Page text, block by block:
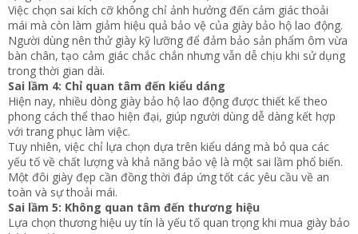
Việc chọn sai kích cỡ không chỉ ảnh hưởng đến cảm giác thoải
mái mà còn làm giảm hiệu quả bảo vệ của giày bảo hộ lao động.
Người dùng nên thử giày kỹ lưỡng để đảm bảo sản phẩm ôm vừa
bàn chân, tạo cảm giác chắc chắn nhưng vẫn dễ chịu khi sử dụng
trong thời gian dài.
Sai lầm 4: Chỉ quan tâm đến kiểu dáng
Hiện nay, nhiều dòng giày bảo hộ lao động được thiết kế theo
phong cách thể thao hiện đại, giúp người dùng dễ dàng kết hợp
với trang phục làm việc.
Tuy nhiên, việc chỉ lựa chọn dựa trên kiểu dáng mà bỏ qua các
yếu tố về chất lượng và khả năng bảo vệ là một sai lầm phổ biến.
Một đôi giày đẹp cần đồng thời đáp ứng tốt các yêu cầu về an
toàn và sự thoải mái.
Sai lầm 5: Không quan tâm đến thương hiệu
Lựa chọn thương hiệu uy tín là yếu tố quan trọng khi mua giày bảo